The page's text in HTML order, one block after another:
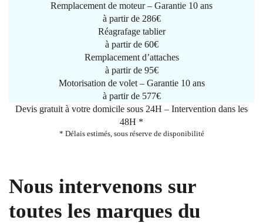
Remplacement de moteur – Garantie 10 ans
à partir de 286€
Réagrafage tablier
à partir de 60€
Remplacement d’attaches
à partir de 95€
Motorisation de volet – Garantie 10 ans
à partir de 577€
Devis gratuit à votre domicile sous 24H – Intervention dans les
48H *
* Délais estimés, sous réserve de disponibilité
Nous intervenons sur
toutes les marques du